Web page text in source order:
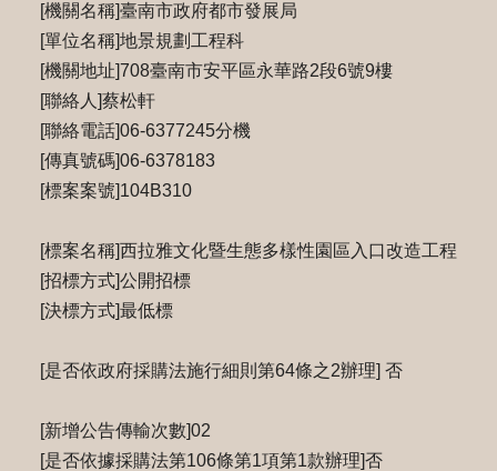
[機關名稱]臺南市政府都市發展局
[單位名稱]地景規劃工程科
[機關地址]708臺南市安平區永華路2段6號9樓
[聯絡人]蔡松軒
[聯絡電話]06-6377245分機
[傳真號碼]06-6378183
[標案案號]104B310
[標案名稱]西拉雅文化暨生態多樣性園區入口改造工程
[招標方式]公開招標
[決標方式]最低標
[是否依政府採購法施行細則第64條之2辦理] 否
[新增公告傳輸次數]02
[是否依據採購法第106條第1項第1款辦理]否